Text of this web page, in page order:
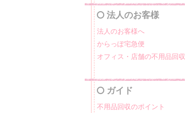
法人のお客様
法人のお客様へ
からっぽ宅急便
オフィス・店舗の不用品回収
ガイド
不用品回収のポイント